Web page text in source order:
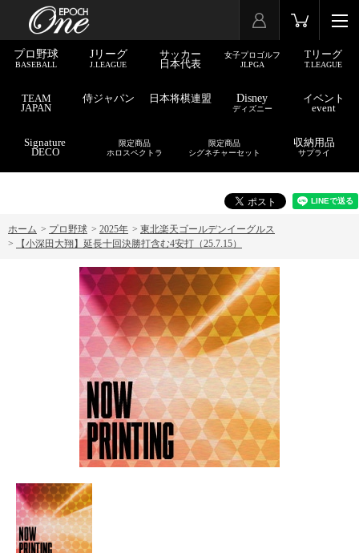
プロ野球
BASEBALL
Jリーグ
J.LEAGUE
サッカー
日本代表
女子プロゴルフ
JLPGA
Tリーグ
T.LEAGUE
TEAM
JAPAN
侍ジャパン 日本将棋連盟 Disney
ディズニー
イベント
event
Signature
DECO
限定商品
ホロスペクトラ
限定商品
シグネチャーセット
収納用品
サプライ
ホーム > プロ野球 > 2025年 > 東北楽天ゴールデンイーグルス
>
【小深田大翔】延長十回決勝打含む4安打（25.7.15）